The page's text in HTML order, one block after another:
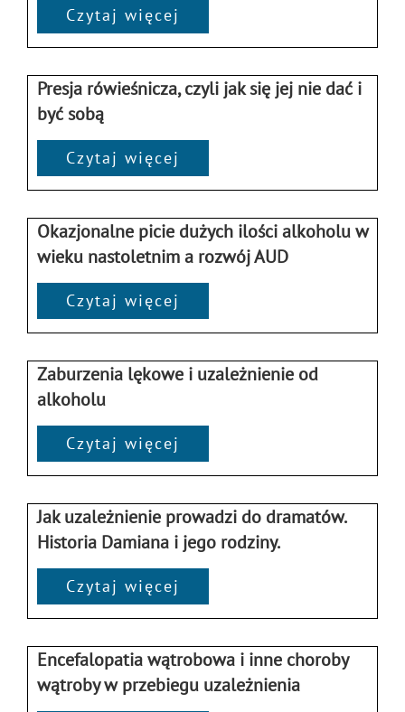
Czytaj więcej
Presja rówieśnicza, czyli jak się jej nie dać i
być sobą
Czytaj więcej
Okazjonalne picie dużych ilości alkoholu w
wieku nastoletnim a rozwój AUD
Czytaj więcej
Zaburzenia lękowe i uzależnienie od
alkoholu
Czytaj więcej
Jak uzależnienie prowadzi do dramatów.
Historia Damiana i jego rodziny.
Czytaj więcej
Encefalopatia wątrobowa i inne choroby
wątroby w przebiegu uzależnienia